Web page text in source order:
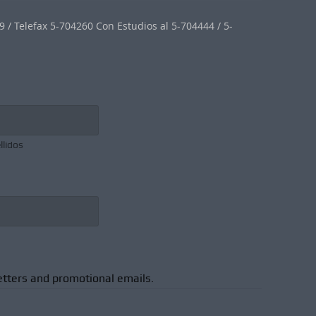
Telefax 5-704260 Con Estudios al 5-704444 / 5-
and promotional emails.